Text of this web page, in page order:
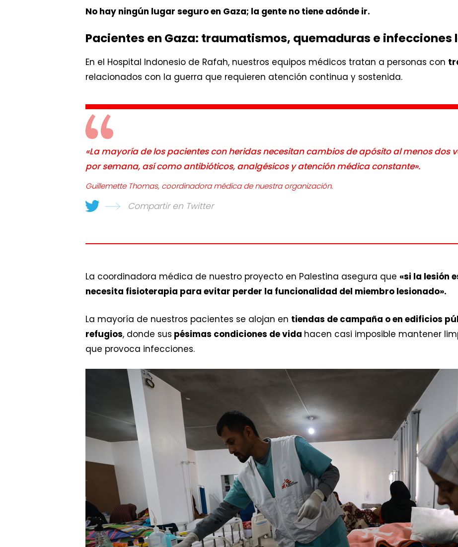
No hay ningún lugar seguro en Gaza; la gente no tiene adónde ir.
Pacientes en Gaza: traumatismos, quemaduras e infecciones
En el Hospital Indonesio de Rafah, nuestros equipos médicos tratan a personas con
relacionados con la guerra que requieren atención continua y sostenida.
«La mayoría de los pacientes con heridas necesitan cambios de apósito al menos dos
por semana, así como antibióticos, analgésicos y atención médica constante».
Guillemette Thomas, coordinadora médica de nuestra organización.
Compartir en Twitter
La coordinadora médica de nuestro proyecto en Palestina asegura que «si la lesión
necesita fisioterapia para evitar perder la funcionalidad del miembro lesionado».
La mayoría de nuestros pacientes se alojan en tiendas de campaña o en edificios
refugios, donde sus pésimas condiciones de vida hacen casi imposible mantener
que provoca infecciones.